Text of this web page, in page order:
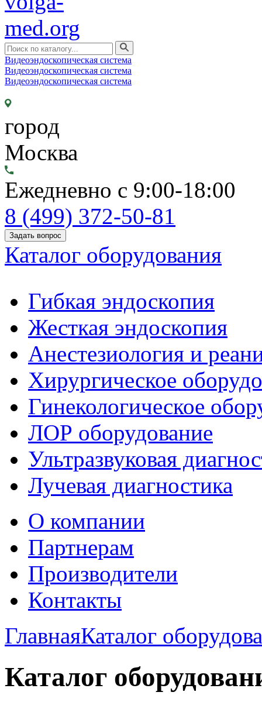
Видеоэндоскопическая система
Видеоэндоскопическая система
Видеоэндоскопическая система
город
Москва
Ежедневно с 9:00-18:00
8 (499) 372-50-81
Задать вопрос
Каталог оборудования
Гибкая эндоскопия
Жесткая эндоскопия
Анестезиология и
Хирургическое
Гинекологическое
ЛОР оборудование
Ультразвуковая
Лучевая диагностика
О компании
Партнерам
Производители
Контакты
ГлавнаяКаталог
Каталог